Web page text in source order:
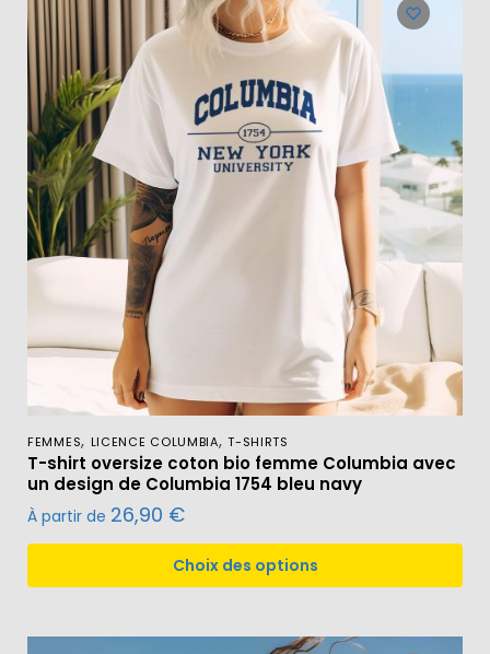
FEMMES, LICENCE COLUMBIA,T-SHIRTS
T-shirt oversize coton bio femme Columbia avec
un design de Columbia 1754 bleu navy
À partir de 26,90 €
Choix des options